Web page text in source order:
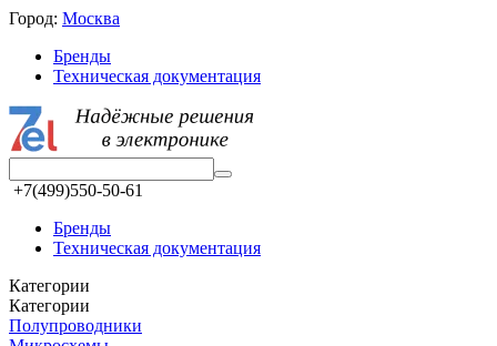
Город: Москва
Бренды
Техническая документация
+7(499)550-50-61
Бренды
Техническая документация
Категории
Категории
Полупроводники